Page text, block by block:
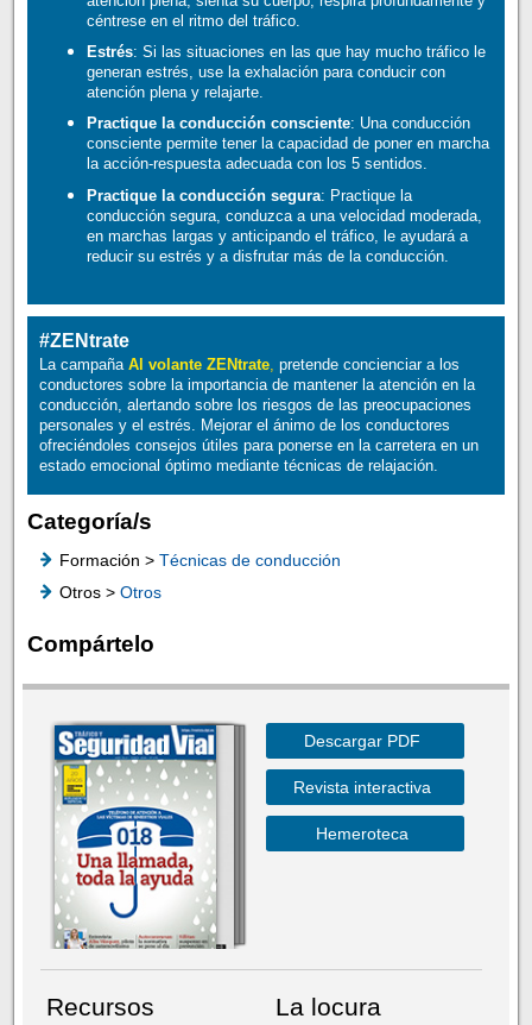
céntrese en el ritmo del tráfico.
Estrés: Si las situaciones en las que hay mucho tráfico le
generan estrés, use la exhalación para conducir con
atención plena y relajarte.
Practique la conducción consciente: Una conducción
consciente permite tener la capacidad de poner en marcha
la acción-respuesta adecuada con los 5 sentidos.
Practique la conducción segura: Practique la
conducción segura, conduzca a una velocidad moderada,
en marchas largas y anticipando el tráfico, le ayudará a
reducir su estrés y a disfrutar más de la conducción.
#ZENtrate
La campaña Al volante ZENtrate, pretende concienciar a los
conductores sobre la importancia de mantener la atención en la
conducción, alertando sobre los riesgos de las preocupaciones
personales y el estrés. Mejorar el ánimo de los conductores
ofreciéndoles consejos útiles para ponerse en la carretera en un
estado emocional óptimo mediante técnicas de relajación.
Categoría/s
Formación > Técnicas de conducción
Otros > Otros
Compártelo
Descargar PDF
Revista interactiva
Hemeroteca
Recursos
La locura